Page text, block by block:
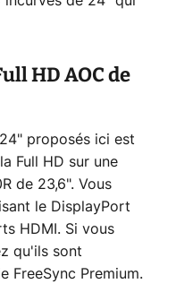
HD AOC de
proposés ici est
Full HD sur une
de 23,6". Vous
le DisplayPort
HDMI. Si vous
qu'ils sont
FreeSync Premium.